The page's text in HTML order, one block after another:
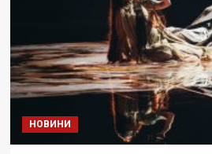
НОВИНИ